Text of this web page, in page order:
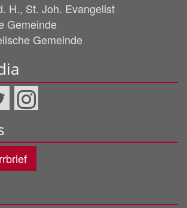
H., St. Joh. Evangelist
Gemeinde
Gemeinde